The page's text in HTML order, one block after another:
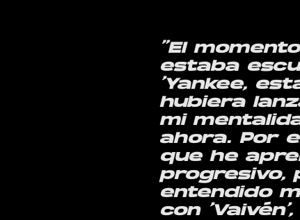
“El
estaba
‘Yankee,
hubiera
mi
ahora. Por
que he
progresivo,
entendido
con